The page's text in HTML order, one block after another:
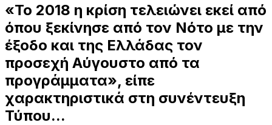
«Το 2018 η κρίση τελειώνει εκεί από
όπου ξεκίνησε από τον Νότο με την
έξοδο και της Ελλάδας τον
προσεχή Αύγουστο από τα
προγράμματα», είπε
χαρακτηριστικά στη συνέντευξη
Τύπου...